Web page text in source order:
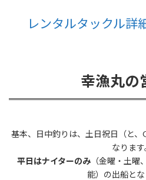
レンタルタックル詳
幸漁丸の
基本、日中釣りは、土日祝日（と
なります
平日はナイターのみ（金曜・土曜
能）の出船とな